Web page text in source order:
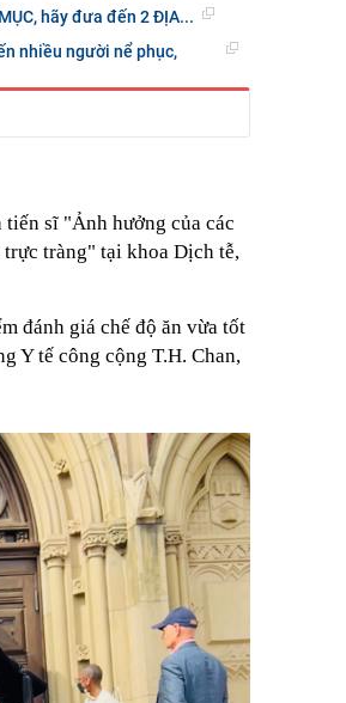
Việt ăn liên
Pay, NAPAS đã
trường hơn 1,4 tỷ
hiểm lĩnh án
những 'ông trùm'
sau nhanh chóng
Không có vé nội
độ, sở hữu cung
hãy đưa đến 2 ĐỊA...
nhiều người nể phục,
tiến sĩ "Ảnh hưởng của các
tràng" tại khoa Dịch tễ,
đánh giá chế độ ăn vừa tốt
Y tế công cộng T.H. Chan,